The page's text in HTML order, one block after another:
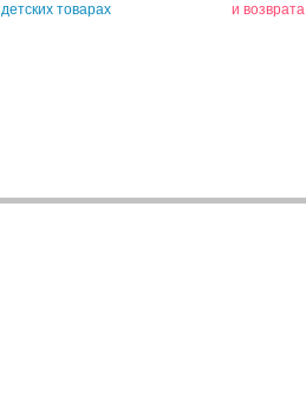
детских товарах
и возврата